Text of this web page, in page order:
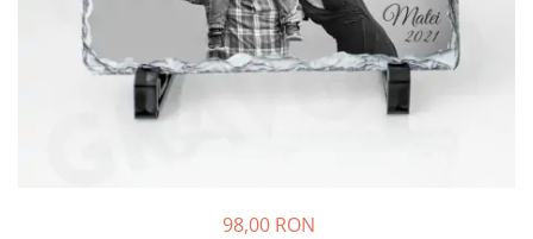
Body bebelusi personalizate
Perne personalizate
Plusuri personalizate
Agende personalizate
Cadouri pentru Doctori
Cadouri Pensionare
Cadouri Profesori
98,00 RON